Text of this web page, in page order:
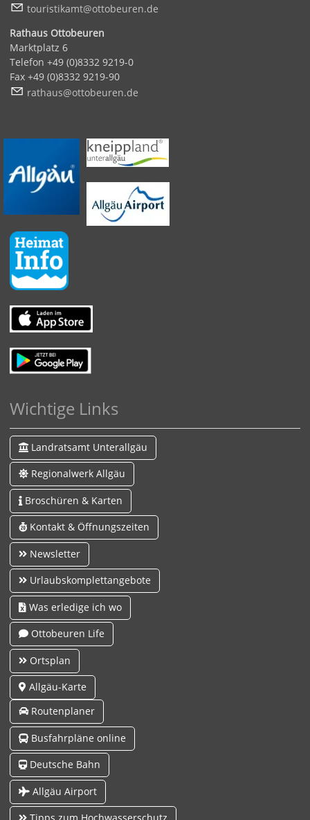
t
r st k mt tt b r n d
Rathaus Ottobeuren
Marktplatz 6
Telefon +49 (0)8332 9219-0
Fax +49 (0)8332 9219-90
r th s tt b r n d
Wichtige Links
Landratsamt Unterallgäu
Regionalwerk Allgäu
Broschüren & Karten
Kontakt & Öffnungszeiten
Newsletter
Urlaubskomplettangebote
Was erledige ich wo
Ottobeuren Life
Ortsplan
Allgäu-Karte
Routenplaner
Busfahrpläne online
Deutsche Bahn
Allgäu Airport